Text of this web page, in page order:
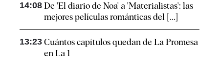
14:08 De 'El diario de Noa' a 'Materialistas': las
mejores películas románticas del [...]
13:23 Cuántos capítulos quedan de La Promesa
en La 1